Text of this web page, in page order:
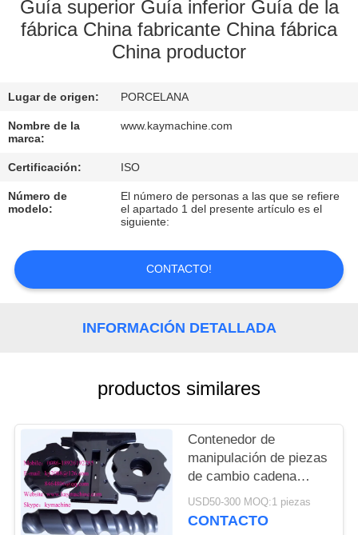
CONTROL
CONTACTO
NOTICIAS
UNA
COTIZACIÓN
PRIVACY
POLICY
Guía superior Guía inferior Guía de la
fábrica China fabricante China fábrica
China productor
Lugar de origen: PORCELANA
Nombre de la
marca:
www.kaymachine.com
Certificación: ISO
Número de
modelo:
El número de personas a las que se refiere
el apartado 1 del presente artículo es el
siguiente:
CONTACTO!
INFORMACIÓN DETALLADA
productos similares
Contenedor de
manipulación de piezas
de cambio cadena
transportadora para
cerveza línea de
USD50-300 MOQ:1 piezas
CONTACTO